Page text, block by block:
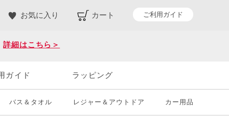
お気に入り カート ご利用ガイド
詳細はこちら＞
ガイド ラッピング
バス＆タオル レジャー＆アウトドア カー用品